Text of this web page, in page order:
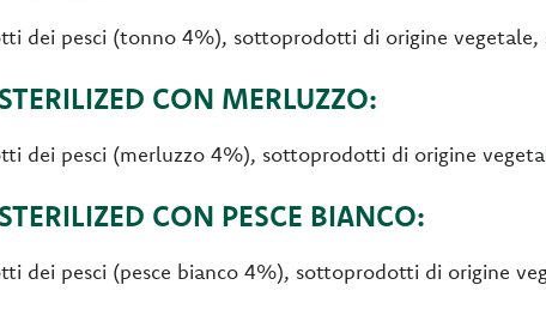
dei pesci (tonno 4%), sottoprodotti di origine vegetale,
CON MERLUZZO:
dei pesci (merluzzo 4%), sottoprodotti di origine
CON PESCE BIANCO:
dei pesci (pesce bianco 4%), sottoprodotti di origine